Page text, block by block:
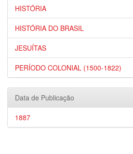
HISTÓRIA
HISTÓRIA DO BRASIL
JESUÍTAS
PERÍODO COLONIAL (1500-1822)
Data de Publicação
1887